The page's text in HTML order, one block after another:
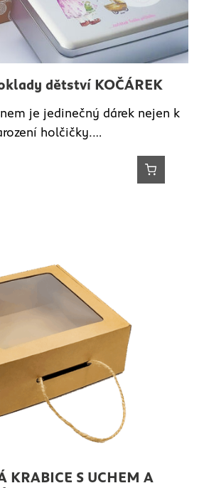
dětství KOČÁREK
je jedinečný dárek nejen k
holčičky.…
KRABICE S UCHEM A